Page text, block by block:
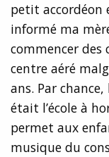
petit accordéon
informé ma
commencer des
centre aéré
ans. Par
était l’école à
permet aux
musique du